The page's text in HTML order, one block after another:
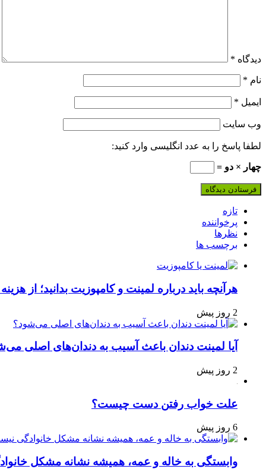
دیدگاه *
نام *
ایمیل *
وب‌ سایت
لطفا پاسخ را به عدد انگلیسی وارد کنید:
چهار × دو =
تازه
پرخواننده
نظرها
برچسب ها
هرآنچه باید درباره لمینت و کامپوزیت بدانید؛ از
2 روز پیش
آیا لمینت دندان باعث آسیب به دندان‌های اصلی
2 روز پیش
علت خواب رفتن دست چیست؟
6 روز پیش
وابستگی به خاله و عمه، همیشه نشانه مشکل